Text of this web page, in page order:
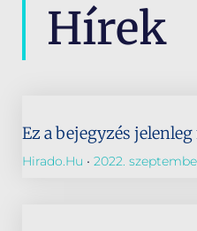
Hírek
Ez a bejegyzés
Hirado.hu 2022.